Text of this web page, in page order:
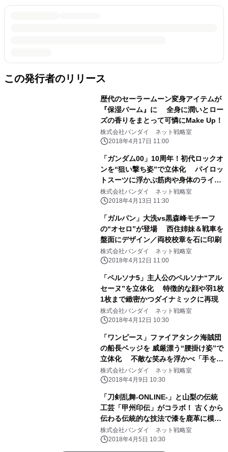
この発行者のリリース
歴代のセーラームーン変身アイテムが
『保湿バーム』に 全身に潤いとロー
ズの香りをまとって可憐にMake Up！
株式会社バンダイ ネット戦略室
2018年4月17日 11:00
「ガンダム00」10周年！初代ロックオ
ンを“狙い撃ち姿”で立体化 パイロッ
トスーツに浮かぶ筋肉や身体のライン
まで再現
株式会社バンダイ ネット戦略室
2018年4月13日 11:30
「ガルパン」大洗vs黒森峰モチーフ
の“オセロ”が登場 西住姉妹＆戦車を
盤面にデザイン／両校校章を石に印刷
株式会社バンダイ ネット戦略室
2018年4月12日 11:00
「ペルソナ5」主人公のペルソナ“アル
セーヌ”を立体化 特徴的な顔や羽1枚
1枚まで緻密かつダイナミックに再現
株式会社バンダイ ネット戦略室
2018年4月12日 10:30
「ワンピース」ファイアタンク海賊団
の船長ベッジを 威厳漂う“腰掛け姿”で
立体化 不敵な笑みを浮かべ「手を組
む・銃を構える」2ポーズを再現
株式会社バンダイ ネット戦略室
2018年4月9日 10:30
「刀剣乱舞-ONLINE-」と山梨の伝統
工芸「甲州印伝」がコラボ！ 古くから
伝わる伝統的な技法で漆を鹿革に模様
付けした商品！
株式会社バンダイ ネット戦略室
2018年4月5日 10:30